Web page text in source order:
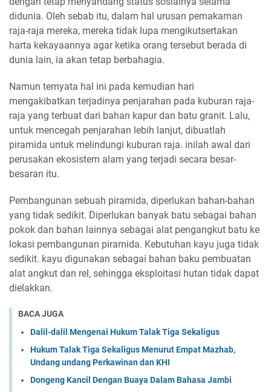
didunia. Oleh sebab itu, dalam hal urusan pemakaman
raja-raja mereka, mereka tidak lupa mengikutsertakan
harta kekayaannya agar ketika orang tersebut berada di
dunia lain, ia akan tetap berbahagia.
Namun ternyata hal ini pada kemudian hari
mengakibatkan terjadinya penjarahan pada kuburan raja-
raja yang terbuat dari bahan kapur dan batu granit. Lalu,
untuk mencegah penjarahan lebih lanjut, dibuatlah
piramida untuk melindungi kuburan raja. inilah awal dari
perusakan ekosistem alam yang terjadi secara besar-
besaran itu.
Pembangunan sebuah piramida, diperlukan bahan-bahan
yang tidak sedikit. Diperlukan banyak batu sebagai bahan
pokok dan bahan lainnya sebagai alat pengangkut batu ke
lokasi pembangunan piramida. Kebutuhan kayu juga tidak
sedikit. kayu digunakan sebagai bahan baku pembuatan
alat angkut dan rel, sehingga eksploitasi hutan tidak dapat
dielakkan.
BACA JUGA
Dalil-dalil Mengenai Hukum Talak Tiga Sekaligus
Hukum Talak Tiga Sekaligus Menurut Empat Mazhab,
Undang undang Perkawinan dan KHI
Dongeng Kancil Dengan Buaya Dalam Bahasa Jambi